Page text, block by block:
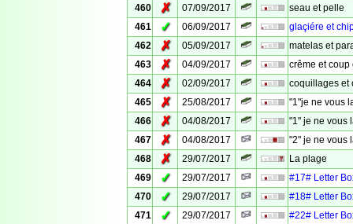
460
✗ 07/09/2017
seau et pelle
461
✓ 06/09/2017
glaçiére et
462
✗ 05/09/2017
matelas et
463
✗ 04/09/2017
crême et coup
464
✗ 02/09/2017
coquillages et
465
✗ 25/08/2017
"1"je ne vous
466
✗ 04/08/2017
"1" je ne vous
467
✗ 04/08/2017
"2" je ne vous
468
✗ 29/07/2017
La plage
469
✓ 29/07/2017
#17# Letter
470
✓ 29/07/2017
#18# Letter
471
✓ 29/07/2017
#22# Letter